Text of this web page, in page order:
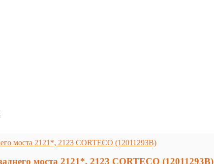
моста 2121*, 2123 CORTECO (12011293В)